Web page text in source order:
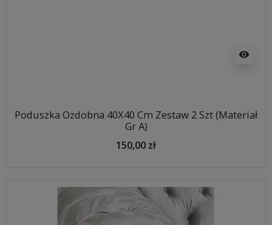
visibility
Poduszka Ozdobna 40X40 Cm Zestaw 2 Szt (Materiał
Gr A)
150,00 zł